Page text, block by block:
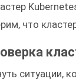
что
ситуации,